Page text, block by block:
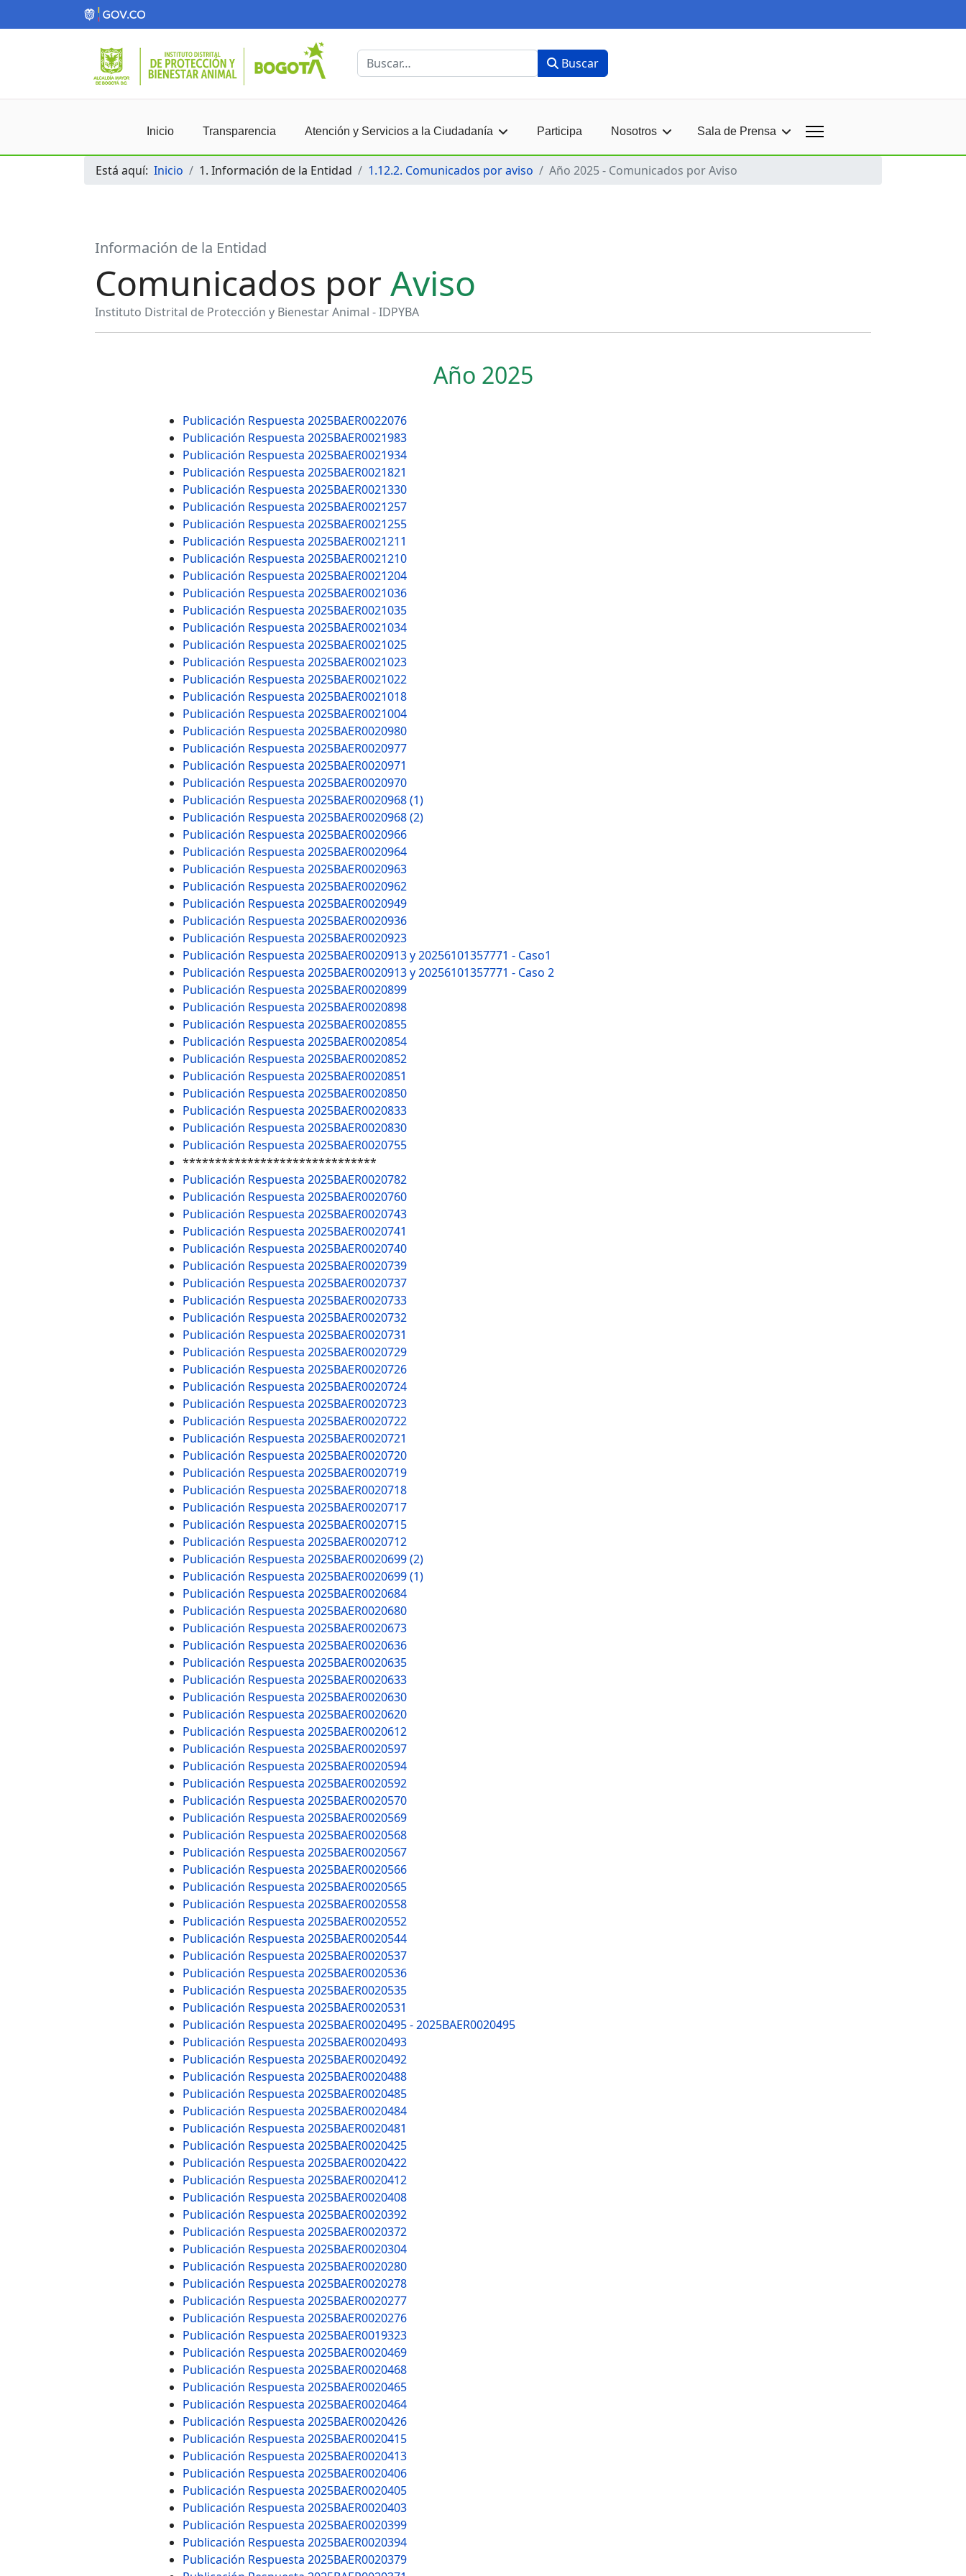
Buscar Buscar
Inicio Transparencia Atención y Servicios a la Ciudadanía Participa Nosotros Sala de Prensa
Está aquí: Inicio 1. Información de la Entidad 1.12.2. Comunicados por aviso Año 2025 - Comunicados por Aviso
Información de la Entidad
Comunicados por Aviso
Instituto Distrital de Protección y Bienestar Animal - IDPYBA
Año 2025
Publicación Respuesta 2025BAER0022076
Publicación Respuesta 2025BAER0021983
Publicación Respuesta 2025BAER0021934
Publicación Respuesta 2025BAER0021821
Publicación Respuesta 2025BAER0021330
Publicación Respuesta 2025BAER0021257
Publicación Respuesta 2025BAER0021255
Publicación Respuesta 2025BAER0021211
Publicación Respuesta 2025BAER0021210
Publicación Respuesta 2025BAER0021204
Publicación Respuesta 2025BAER0021036
Publicación Respuesta 2025BAER0021035
Publicación Respuesta 2025BAER0021034
Publicación Respuesta 2025BAER0021025
Publicación Respuesta 2025BAER0021023
Publicación Respuesta 2025BAER0021022
Publicación Respuesta 2025BAER0021018
Publicación Respuesta 2025BAER0021004
Publicación Respuesta 2025BAER0020980
Publicación Respuesta 2025BAER0020977
Publicación Respuesta 2025BAER0020971
Publicación Respuesta 2025BAER0020970
Publicación Respuesta 2025BAER0020968 (1)
Publicación Respuesta 2025BAER0020968 (2)
Publicación Respuesta 2025BAER0020966
Publicación Respuesta 2025BAER0020964
Publicación Respuesta 2025BAER0020963
Publicación Respuesta 2025BAER0020962
Publicación Respuesta 2025BAER0020949
Publicación Respuesta 2025BAER0020936
Publicación Respuesta 2025BAER0020923
Publicación Respuesta 2025BAER0020913 y 20256101357771 - Caso1
Publicación Respuesta 2025BAER0020913 y 20256101357771 - Caso 2
Publicación Respuesta 2025BAER0020899
Publicación Respuesta 2025BAER0020898
Publicación Respuesta 2025BAER0020855
Publicación Respuesta 2025BAER0020854
Publicación Respuesta 2025BAER0020852
Publicación Respuesta 2025BAER0020851
Publicación Respuesta 2025BAER0020850
Publicación Respuesta 2025BAER0020833
Publicación Respuesta 2025BAER0020830
Publicación Respuesta 2025BAER0020755
******************************
Publicación Respuesta 2025BAER0020782
Publicación Respuesta 2025BAER0020760
Publicación Respuesta 2025BAER0020743
Publicación Respuesta 2025BAER0020741
Publicación Respuesta 2025BAER0020740
Publicación Respuesta 2025BAER0020739
Publicación Respuesta 2025BAER0020737
Publicación Respuesta 2025BAER0020733
Publicación Respuesta 2025BAER0020732
Publicación Respuesta 2025BAER0020731
Publicación Respuesta 2025BAER0020729
Publicación Respuesta 2025BAER0020726
Publicación Respuesta 2025BAER0020724
Publicación Respuesta 2025BAER0020723
Publicación Respuesta 2025BAER0020722
Publicación Respuesta 2025BAER0020721
Publicación Respuesta 2025BAER0020720
Publicación Respuesta 2025BAER0020719
Publicación Respuesta 2025BAER0020718
Publicación Respuesta 2025BAER0020717
Publicación Respuesta 2025BAER0020715
Publicación Respuesta 2025BAER0020712
Publicación Respuesta 2025BAER0020699 (2)
Publicación Respuesta 2025BAER0020699 (1)
Publicación Respuesta 2025BAER0020684
Publicación Respuesta 2025BAER0020680
Publicación Respuesta 2025BAER0020673
Publicación Respuesta 2025BAER0020636
Publicación Respuesta 2025BAER0020635
Publicación Respuesta 2025BAER0020633
Publicación Respuesta 2025BAER0020630
Publicación Respuesta 2025BAER0020620
Publicación Respuesta 2025BAER0020612
Publicación Respuesta 2025BAER0020597
Publicación Respuesta 2025BAER0020594
Publicación Respuesta 2025BAER0020592
Publicación Respuesta 2025BAER0020570
Publicación Respuesta 2025BAER0020569
Publicación Respuesta 2025BAER0020568
Publicación Respuesta 2025BAER0020567
Publicación Respuesta 2025BAER0020566
Publicación Respuesta 2025BAER0020565
Publicación Respuesta 2025BAER0020558
Publicación Respuesta 2025BAER0020552
Publicación Respuesta 2025BAER0020544
Publicación Respuesta 2025BAER0020537
Publicación Respuesta 2025BAER0020536
Publicación Respuesta 2025BAER0020535
Publicación Respuesta 2025BAER0020531
Publicación Respuesta 2025BAER0020495 - 2025BAER0020495
Publicación Respuesta 2025BAER0020493
Publicación Respuesta 2025BAER0020492
Publicación Respuesta 2025BAER0020488
Publicación Respuesta 2025BAER0020485
Publicación Respuesta 2025BAER0020484
Publicación Respuesta 2025BAER0020481
Publicación Respuesta 2025BAER0020425
Publicación Respuesta 2025BAER0020422
Publicación Respuesta 2025BAER0020412
Publicación Respuesta 2025BAER0020408
Publicación Respuesta 2025BAER0020392
Publicación Respuesta 2025BAER0020372
Publicación Respuesta 2025BAER0020304
Publicación Respuesta 2025BAER0020280
Publicación Respuesta 2025BAER0020278
Publicación Respuesta 2025BAER0020277
Publicación Respuesta 2025BAER0020276
Publicación Respuesta 2025BAER0019323
Publicación Respuesta 2025BAER0020469
Publicación Respuesta 2025BAER0020468
Publicación Respuesta 2025BAER0020465
Publicación Respuesta 2025BAER0020464
Publicación Respuesta 2025BAER0020426
Publicación Respuesta 2025BAER0020415
Publicación Respuesta 2025BAER0020413
Publicación Respuesta 2025BAER0020406
Publicación Respuesta 2025BAER0020405
Publicación Respuesta 2025BAER0020403
Publicación Respuesta 2025BAER0020399
Publicación Respuesta 2025BAER0020394
Publicación Respuesta 2025BAER0020379